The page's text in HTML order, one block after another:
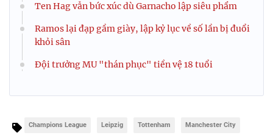
Ten Hag vẫn bức xúc dù Garnacho lập siêu phẩm
Ramos lại đạp gầm giày, lập kỷ lục về số lần bị đuổi
khỏi sân
Đội trưởng MU "thán phục" tiền vệ 18 tuổi
Champions League Leipzig Tottenham Manchester City